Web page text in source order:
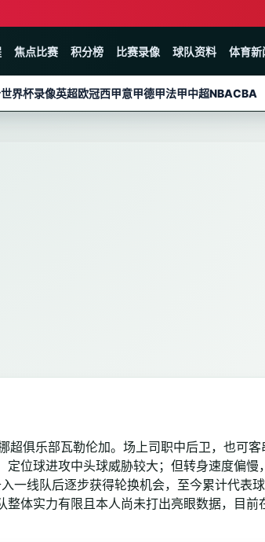
焦点比赛 积分榜 比赛录像 球队资料 体育新
世界杯录像英超欧冠西甲意甲德甲法甲中超NBACBA
超俱乐部瓦勒伦加。场上司职中后卫，也可
位球进攻中头球威胁较大；但转身速度偏慢
一线队后逐步获得轮换机会，至今累计代表
整体实力有限且本人尚未打出亮眼数据，目